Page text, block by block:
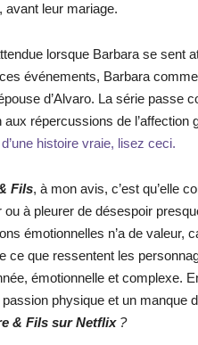
avant leur mariage.
lorsque Barbara se sent
événements, Barbara
d’Alvaro. La série passe
répercussions de l’affection
histoire vraie, lisez ceci.
Fils, à mon avis, c’est qu’elle
ou à pleurer de désespoir
émotionnelles n’a de valeur,
ce que ressentent les
émotionnelle et complexe.
passion physique et un manque
& Fils sur Netflix?